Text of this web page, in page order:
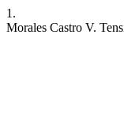
1.
Morales Castro V.